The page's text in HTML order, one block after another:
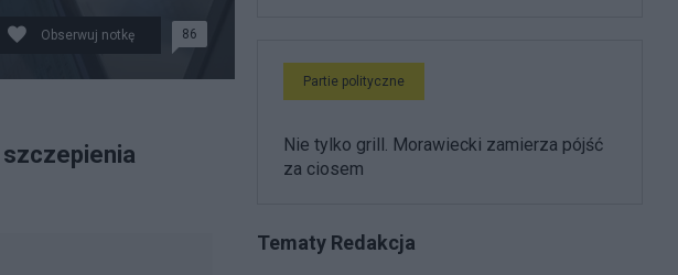
Obserwuj notkę 86
Partie polityczne
Nie tylko grill. Morawiecki zamierza pójść
za ciosem
Tematy Redakcja